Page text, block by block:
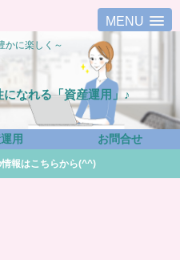
MENU
かに楽しく～
なれる「資産運用」♪
用 お問合せ
報はこちらから(^^)